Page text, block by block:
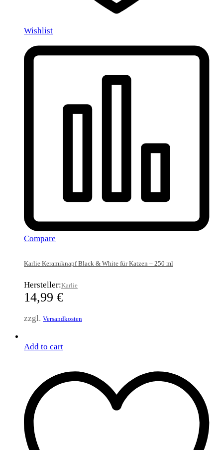
Wishlist
Compare
Karlie Keramiknapf Black & White für Katzen – 250 ml
Hersteller:Karlie
14,99 €
zzgl. Versandkosten
Add to cart